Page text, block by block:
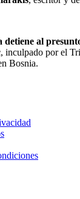
detiene al
, inculpado por el
Bosnia.